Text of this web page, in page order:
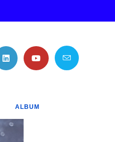
ALBUM